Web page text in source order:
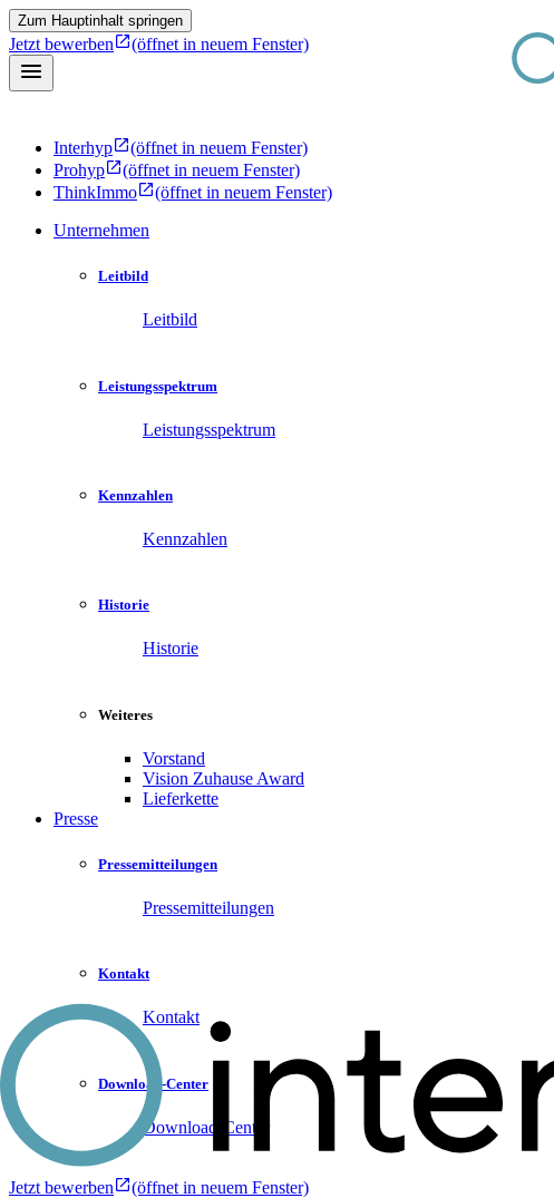
Zum Hauptinhalt springen
Jetzt bewerben (öffnet in neuem Fenster)
Interhyp
(öffnet in neuem Fenster)
Prohyp
(öffnet in neuem Fenster)
ThinkImmo
(öffnet in neuem Fenster)
Unternehmen
Leitbild
Leitbild
Leistungsspektrum
Leistungsspektrum
Kennzahlen
Kennzahlen
Historie
Historie
Weiteres
Vorstand
Vision Zuhause Award
Lieferkette
Presse
Pressemitteilungen
Pressemitteilungen
Kontakt
Kontakt
Download-Center
Download-Center
Jetzt bewerben (öffnet in neuem Fenster)